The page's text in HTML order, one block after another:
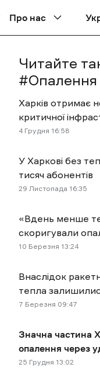
Про нас
Читайте
#Опалення
Харків отримає
критичної
4 Грудня 16:58
У Харкові без
тисяч абонентів
29 Листопада 16:35
‎«Вдень менше
скоригували
10 Березня 13:24
Внаслідок
тепла
7 Березня 09:47
Значна частина
опалення через
25 Грудня 13:02